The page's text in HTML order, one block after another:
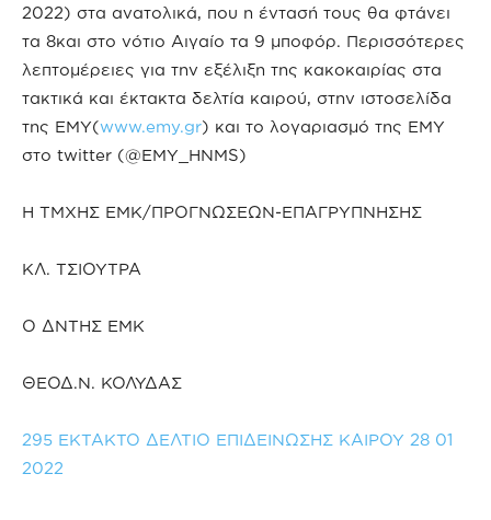
2022) στα ανατολικά, που η έντασή τους θα φτάνει
τα 8και στο νότιο Αιγαίο τα 9 μποφόρ. Περισσότερες
λεπτομέρειες για την εξέλιξη της κακοκαιρίας στα
τακτικά και έκτακτα δελτία καιρού, στην ιστοσελίδα
της ΕΜΥ(www.emy.gr) και το λογαριασμό της ΕΜΥ
στο twitter (@EMY_HNMS)
Η ΤΜΧΗΣ ΕΜΚ/ΠΡΟΓΝΩΣΕΩΝ-ΕΠΑΓΡΥΠΝΗΣΗΣ
ΚΛ. ΤΣΙΟΥΤΡΑ
Ο ΔΝΤΗΣ ΕΜΚ
ΘΕΟΔ.Ν. ΚΟΛΥΔΑΣ
295 ΕΚΤΑΚΤΟ ΔΕΛΤΙΟ ΕΠΙΔΕΙΝΩΣΗΣ ΚΑΙΡΟΥ 28 01
2022